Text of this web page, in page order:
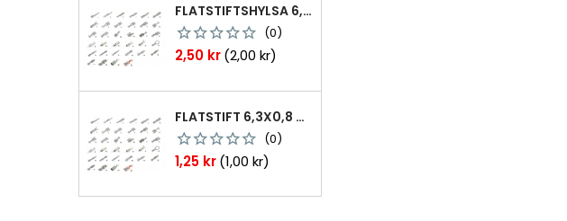
FLATSTIFTSHYLSA 6,3X0,8 1,0-2,5 MM² 100ST NABB
(0)
Pris
2,50 kr(2,00 kr)
FLATSTIFT 6,3X0,8 M. NABB 1,0-2,5 MM2 100ST
(0)
Pris
1,25 kr(1,00 kr)